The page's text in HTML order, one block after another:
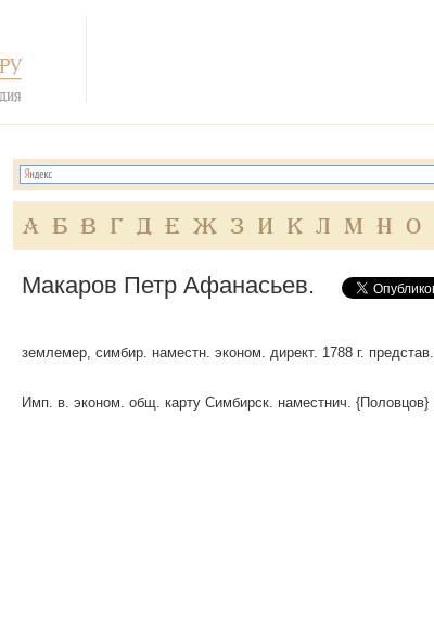
А Б В Г Д Е Ж З И К Л М Н О
Макаров Петр Афанасьев.
землемер, симбир. наместн. эконом. директ. 1788 г. представ.
Имп. в. эконом. общ. карту Симбирск. наместнич. {Половцов}